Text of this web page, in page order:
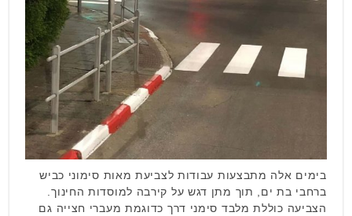
בימים אלה מתבצעות עבודות לצביעת מאות סימוני כביש
ברחבי בת ים, תוך מתן דגש על קירבה למוסדות החינוך.
הצביעה כוללת מלבד סימני דרך כדוגמת מעברי חצייה גם